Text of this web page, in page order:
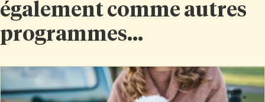
également comme autres
programmes...